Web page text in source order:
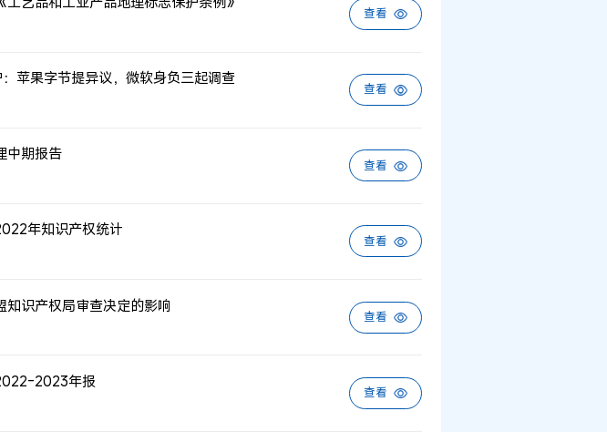
查看
：苹果字节提异议，微软身负三起调查
查看
中期报告
查看
年知识产权统计
查看
知识产权局审查决定的影响
查看
2023年报
查看